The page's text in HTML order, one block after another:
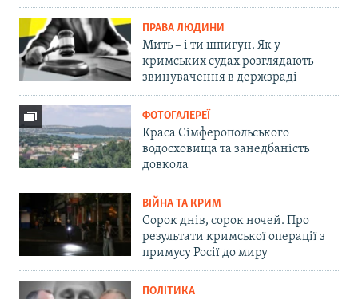
ПРАВА ЛЮДИНИ
Мить – і ти шпигун. Як у
кримських судах розглядають
звинувачення в держзраді
ФОТОГАЛЕРЕЇ
Краса Сімферопольського
водосховища та занедбаність
довкола
ВІЙНА ТА КРИМ
Сорок днів, сорок ночей. Про
результати кримської операції з
примусу Росії до миру
ПОЛІТИКА